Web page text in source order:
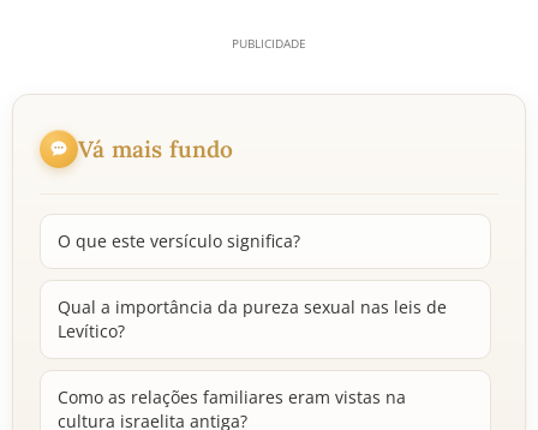
Vá mais fundo
O que este versículo significa?
Qual a importância da pureza sexual nas leis de
Levítico?
Como as relações familiares eram vistas na
cultura israelita antiga?